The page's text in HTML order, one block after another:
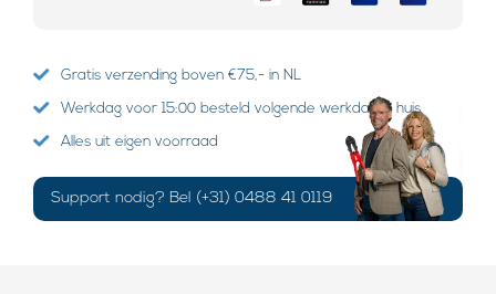
Gratis verzending boven €75,- in NL
Werkdag voor 15:00 besteld volgende werkdag in huis
Alles uit eigen voorraad
Support nodig? Bel (+31) 0488 41 0119